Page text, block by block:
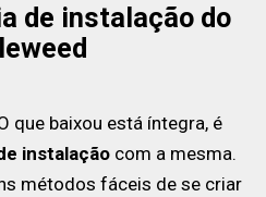
de instalação do
que baixou está íntegra, é
instalação com a mesma.
métodos fáceis de se criar